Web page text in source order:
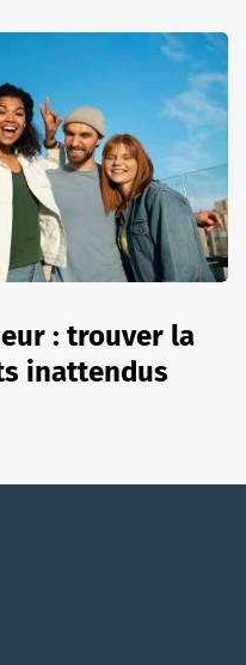
: trouver la
inattendus